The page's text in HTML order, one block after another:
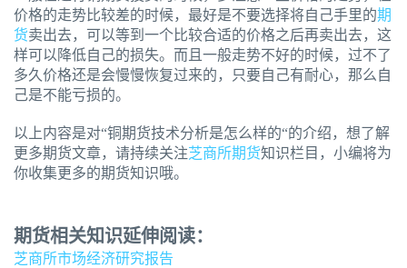
价格的走势比较差的时候，最好是不要选择将自己手里的期
货卖出去，可以等到一个比较合适的价格之后再卖出去，这
样可以降低自己的损失。而且一般走势不好的时候，过不了
多久价格还是会慢慢恢复过来的，只要自己有耐心，那么自
己是不能亏损的。
以上内容是对“铜期货技术分析是怎么样的“的介绍，想了解
更多期货文章，请持续关注芝商所期货知识栏目，小编将为
你收集更多的期货知识哦。
期货相关知识延伸阅读：
芝商所市场经济研究报告